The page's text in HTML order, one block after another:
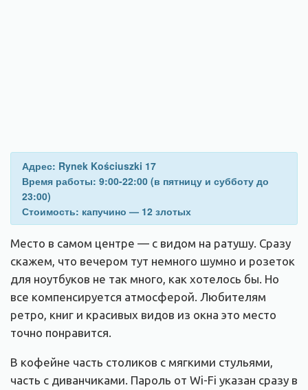
Адрес: Rynek Kościuszki 17
Время работы: 9:00-22:00 (в пятницу и субботу до
23:00)
Стоимость: капучино — 12 злотых
Место в самом центре — с видом на ратушу. Сразу
скажем, что вечером тут немного шумно и розеток
для ноутбуков не так много, как хотелось бы. Но
все компенсируется атмосферой. Любителям
ретро, книг и красивых видов из окна это место
точно понравится.
В кофейне часть столиков с мягкими стульями,
часть с диванчиками. Пароль от Wi-Fi указан сразу в